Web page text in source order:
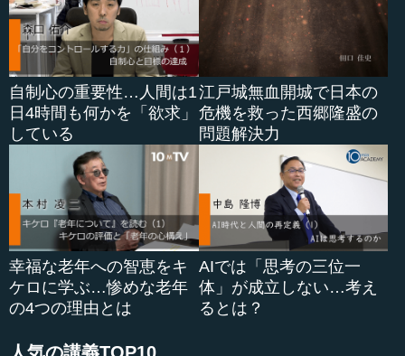
真っ先にこれから始めているということは、要するに遠く
の戦場に兵士を送ることはとても難しいことであり、その
ような戦いなのだということを言っています。
これは今のわれわれにとって、何を言っているのかを考
えてみると、もう商圏は国内だけではダメなので、海外へ
目を向け、要するに海外にビジネス範囲を広げるというこ
とは安易に考えがちなんですけど、それはものすごく難し
いことだ言っているわけです。
そして、「則ち内外の費、賓客の用」と言っています。
「則ち内外の費」というのは、国の内・外です。それから
「賓客」ですが、これは外交使節の費用、そういうもので
す。戦争というのは、勝っている...
自制心の重要性…人間は1
日4時間も何かを「欲求」
している
江戸城無血開城で日本の
危機を救った西郷隆盛の
問題解決力
幸福な老年への智恵をキ
ケロに学ぶ…惨めな老年
の4つの理由とは
AIでは「思考の三位一
体」が成立しない…考え
るとは？